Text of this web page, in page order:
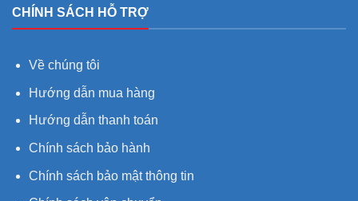
CHÍNH SÁCH HỖ TRỢ
Về chúng tôi
Hướng dẫn mua hàng
Hướng dẫn thanh toán
Chính sách bảo hành
Chính sách bảo mật thông tin